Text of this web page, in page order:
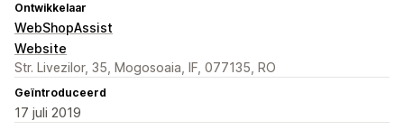
Ontwikkelaar
WebShopAssist
Website
Str. Livezilor, 35, Mogosoaia, IF, 077135, RO
Geïntroduceerd
17 juli 2019